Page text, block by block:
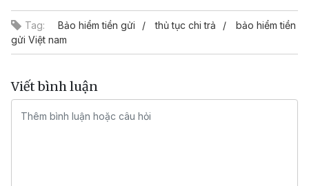
Tag: Bảo hiểm tiền gửi thủ tục chi trả
bảo hiểm tiền
gửi Việt nam
Viết bình luận